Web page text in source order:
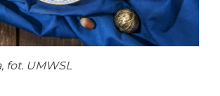
fot. UMWSL